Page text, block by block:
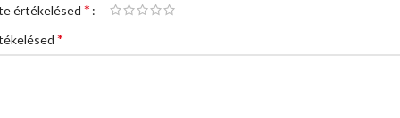
értékelésed *
*